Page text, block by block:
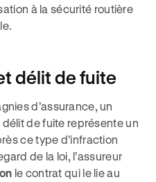
à la sécurité routière
délit de fuite
d’assurance, un
de fuite représente un
ce type d’infraction
de la loi, l’assureur
le contrat qui le lie au